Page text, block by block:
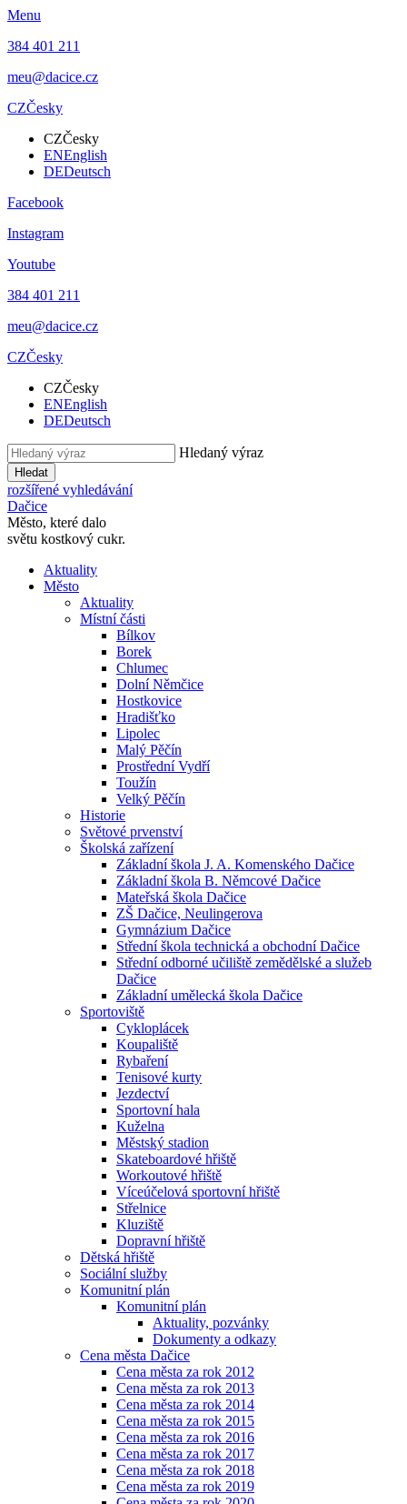
Menu
384 401 211
meu@dacice.cz
CZČesky
CZČesky
ENEnglish
DEDeutsch
Facebook
Instagram
Youtube
384 401 211
meu@dacice.cz
CZČesky
CZČesky
ENEnglish
DEDeutsch
Hledaný výraz
Hledat
rozšířené vyhledávání
Dačice
Město, které dalo
světu kostkový cukr.
Aktuality
Město
Aktuality
Místní části
Bílkov
Borek
Chlumec
Dolní Němčice
Hostkovice
Hradišťko
Lipolec
Malý Pěčín
Prostřední Vydří
Toužín
Velký Pěčín
Historie
Světové prvenství
Školská zařízení
Základní škola J. A. Komenského Dačice
Základní škola B. Němcové Dačice
Mateřská škola Dačice
ZŠ Dačice, Neulingerova
Gymnázium Dačice
Střední škola technická a obchodní Dačice
Střední odborné učiliště zemědělské a služeb
Dačice
Základní umělecká škola Dačice
Sportoviště
Cykloplácek
Koupaliště
Rybaření
Tenisové kurty
Jezdectví
Sportovní hala
Kuželna
Městský stadion
Skateboardové hřiště
Workoutové hřiště
Víceúčelová sportovní hřiště
Střelnice
Kluziště
Dopravní hřiště
Dětská hřiště
Sociální služby
Komunitní plán
Komunitní plán
Aktuality, pozvánky
Dokumenty a odkazy
Cena města Dačice
Cena města za rok 2012
Cena města za rok 2013
Cena města za rok 2014
Cena města za rok 2015
Cena města za rok 2016
Cena města za rok 2017
Cena města za rok 2018
Cena města za rok 2019